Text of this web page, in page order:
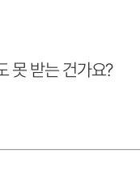
못 받는 건가요?